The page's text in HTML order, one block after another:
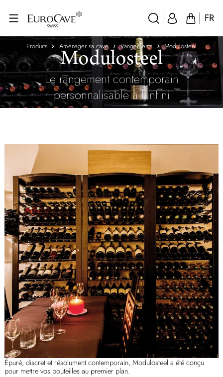
FR
Produits Aménager sa cave Rangements Modulosteel
Modulosteel
Le rangement contemporain
personnalisable à l'infini
Épuré, discret et résolument contemporain, Modulosteel a été conçu
pour mettre vos bouteilles au premier plan.